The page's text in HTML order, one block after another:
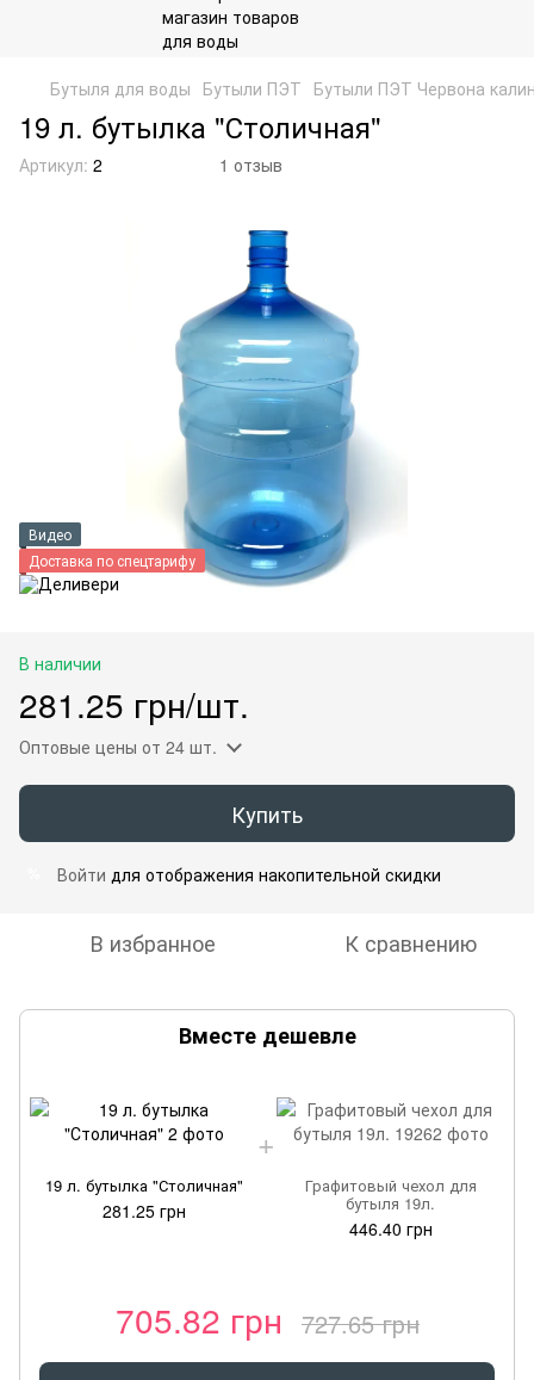
Бутыля для воды Бутыли ПЭТ Бутыли ПЭТ Червона
19 л. бутылка "Столичная"
Артикул: 2 1 отзыв
Видео
Доставка по спецтарифу
В наличии
281.25 грн/шт.
Оптовые цены от 24 шт.
Купить
Войти для отображения накопительной скидки
В избранное К сравнению
Вместе дешевле
19 л. бутылка "Столичная"
281.25 грн
Графитовый чехол для
бутыля 19л.
446.40 грн
705.82 грн 727.65 грн